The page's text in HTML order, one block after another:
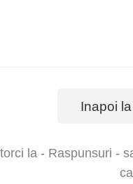
Inapoi
la - Raspunsuri -